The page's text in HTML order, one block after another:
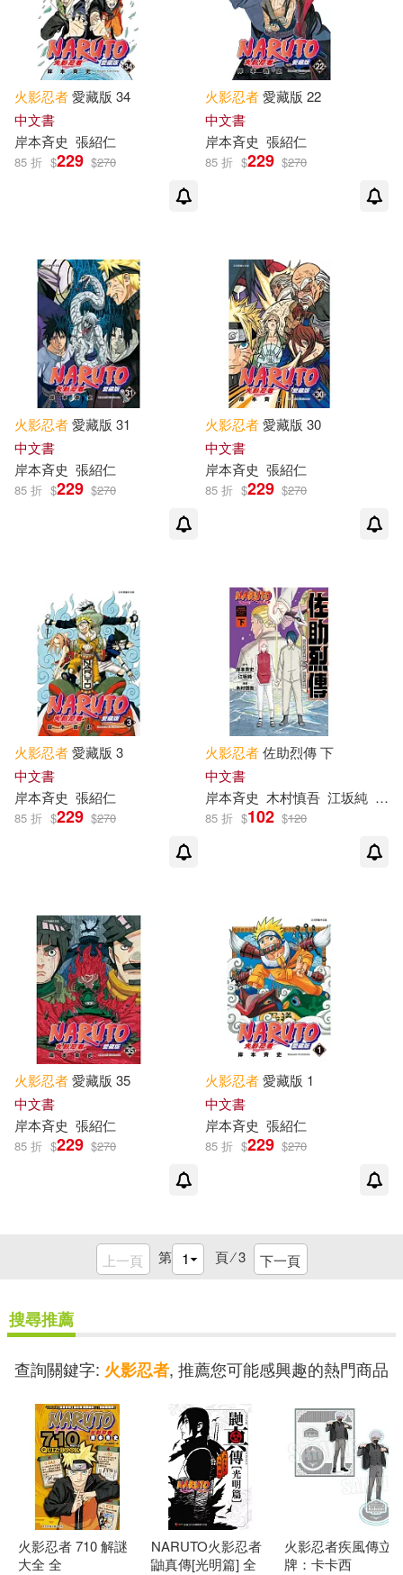
火影忍者愛藏版 34
中文書
岸本斉史 張紹仁
85 折 $229 $270
火影忍者愛藏版 22
中文書
岸本斉史 張紹仁
85 折 $229 $270
火影忍者愛藏版 31
中文書
岸本斉史 張紹仁
85 折 $229 $270
火影忍者愛藏版 30
中文書
岸本斉史 張紹仁
85 折 $229 $270
火影忍者愛藏版 3
中文書
岸本斉史 張紹仁
85 折 $229 $270
火影忍者佐助烈傳 下
中文書
岸本斉史 木村慎吾 江坂純 曾
85 折 $102 $120
火影忍者愛藏版 35
中文書
岸本斉史 張紹仁
85 折 $229 $270
火影忍者愛藏版 1
中文書
岸本斉史 張紹仁
85 折 $229 $270
上一頁 第 頁 ⁄3 下一頁
搜尋推薦
查詢關鍵字: 火影忍者, 推薦您可能感興趣的熱門商品
火影忍者 710 解謎
大全 全
NARUTO火影忍者
鼬真傳[光明篇] 全
火影忍者疾風傳立
牌：卡卡西